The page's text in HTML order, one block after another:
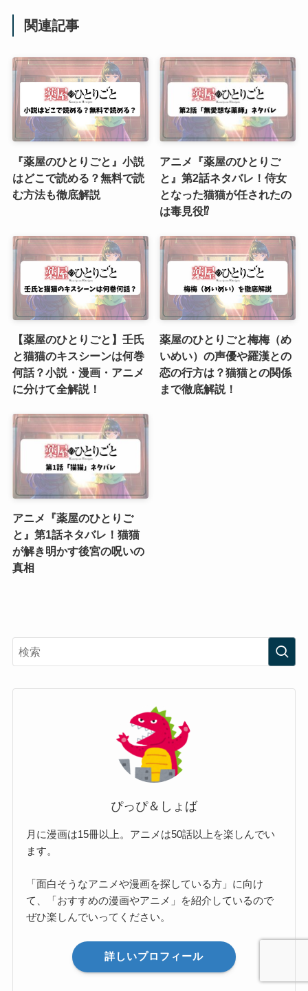
関連記事
『薬屋のひとりごと』小説
はどこで読める？無料で読
む方法も徹底解説
アニメ『薬屋のひとりご
と』第2話ネタバレ！侍女
となった猫猫が任されたの
は毒見役⁉
【薬屋のひとりごと】壬氏
と猫猫のキスシーンは何巻
何話？小説・漫画・アニメ
に分けて全解説！
薬屋のひとりごと梅梅（め
いめい）の声優や羅漢との
恋の行方は？猫猫との関係
まで徹底解説！
アニメ『薬屋のひとりご
と』第1話ネタバレ！猫猫
が解き明かす後宮の呪いの
真相
ぴっぴ＆しょば
月に漫画は15冊以上。アニメは50話以上を楽しんでい
ます。
「面白そうなアニメや漫画を探している方」に向け
て、「おすすめの漫画やアニメ」を紹介しているので
ぜひ楽しんでいってください。
詳しいプロフィール